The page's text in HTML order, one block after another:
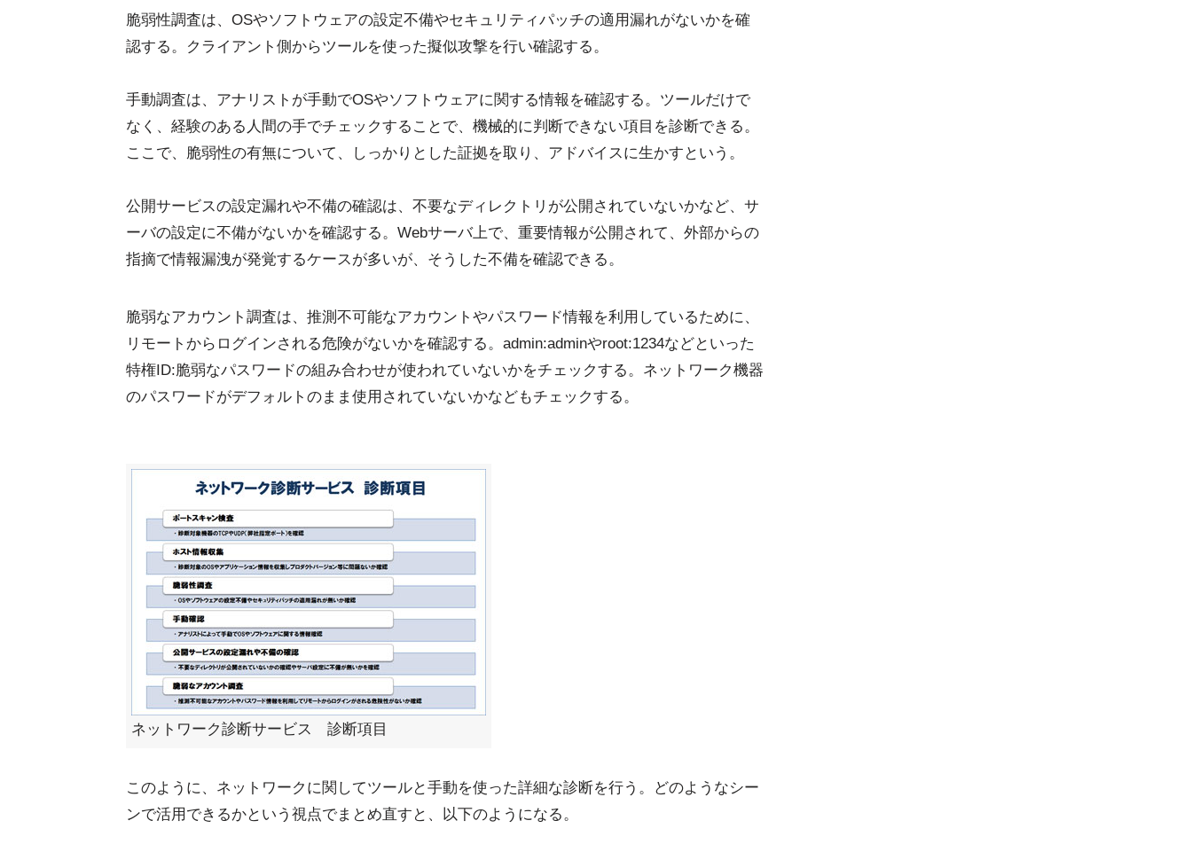
脆弱性調査は、OSやソフトウェアの設定不備やセキュリティパッチの適用漏れがないかを確
認する。クライアント側からツールを使った擬似攻撃を行い確認する。
手動調査は、アナリストが手動でOSやソフトウェアに関する情報を確認する。ツールだけで
なく、経験のある人間の手でチェックすることで、機械的に判断できない項目を診断できる。
ここで、脆弱性の有無について、しっかりとした証拠を取り、アドバイスに生かすという。
公開サービスの設定漏れや不備の確認は、不要なディレクトリが公開されていないかなど、サ
ーバの設定に不備がないかを確認する。Webサーバ上で、重要情報が公開されて、外部からの
指摘で情報漏洩が発覚するケースが多いが、そうした不備を確認できる。
脆弱なアカウント調査は、推測不可能なアカウントやパスワード情報を利用しているために、
リモートからログインされる危険がないかを確認する。admin:adminやroot:1234などといった
特権ID:脆弱なパスワードの組み合わせが使われていないかをチェックする。ネットワーク機器
のパスワードがデフォルトのまま使用されていないかなどもチェックする。
ネットワーク診断サービス 診断項目
このように、ネットワークに関してツールと手動を使った詳細な診断を行う。どのようなシー
ンで活用できるかという視点でまとめ直すと、以下のようになる。